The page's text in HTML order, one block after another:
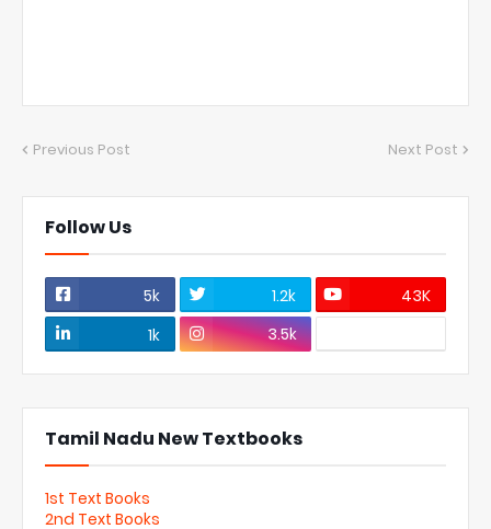
Previous Post Next Post
Follow Us
5k 1.2k
43K
1k
3.5k
Tamil Nadu New Textbooks
1st Text Books
2nd Text Books